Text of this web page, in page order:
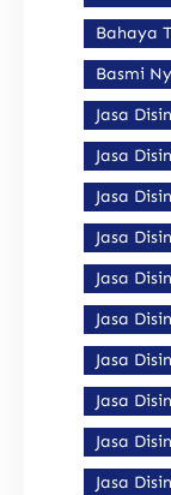
Bahaya
Basmi
Jasa
Jasa
Jasa
Jasa
Jasa
Jasa
Jasa
Jasa
Jasa
Jasa